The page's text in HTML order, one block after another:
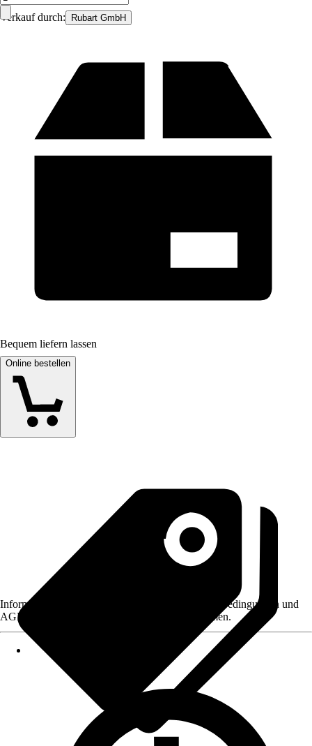
Verkauf durch: Rubart GmbH
Bequem liefern lassen
Online bestellen
Informationen des Verkäufers, wie z. B. Rückgabebedingungen und
AGB, finden Sie bei Klick auf den Verkäufernamen.